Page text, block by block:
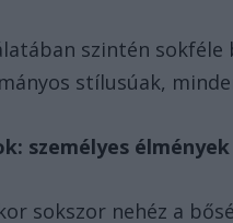
szintén
stílusúak,
személyes
sokszor nehéz a